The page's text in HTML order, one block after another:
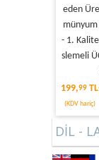
eden
- 1.
slemeli
199,99 TL
(KDV hariç)
DİL -